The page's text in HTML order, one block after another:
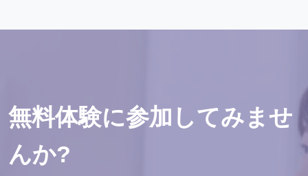
無料体験に参加してみませ
んか?